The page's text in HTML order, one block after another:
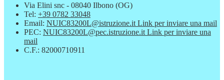
Via Elini snc - 08040 Ilbono (OG)
Tel: +39 0782 33048
Email: NUIC83200L@istruzione.it Link per inviare una mail
PEC: NUIC83200L@pec.istruzione.it Link per inviare una
mail
C.F.: 82000710911